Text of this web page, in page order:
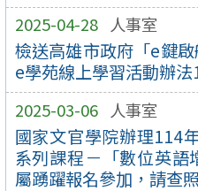
2025-04-28 人事室
檢送高雄市政府「e鍵
e學苑線上學習活動辦法
2025-03-06 人事室
國家文官學院辦理114
系列課程－「數位英
屬踴躍報名參加，請查